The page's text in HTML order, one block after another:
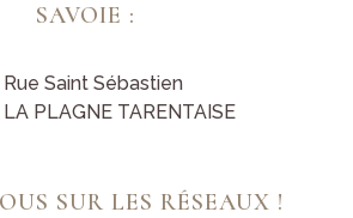
SAVOIE :
Rue Saint Sébastien
PLAGNE TARENTAISE
SUR LES RÉSEAUX !